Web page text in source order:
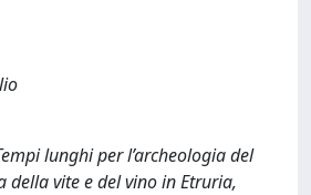
lunghi per l’archeologia del
della vite e del vino in Etruria,